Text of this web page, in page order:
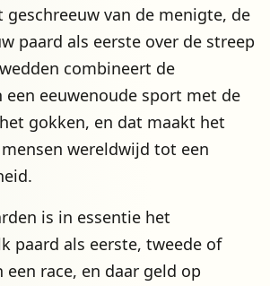
geschreeuw van de menigte, de
paard als eerste over de streep
combineert de
een eeuwenoude sport met de
gokken, en dat maakt het
wereldwijd tot een
is in essentie het
paard als eerste, tweede of
race, en daar geld op